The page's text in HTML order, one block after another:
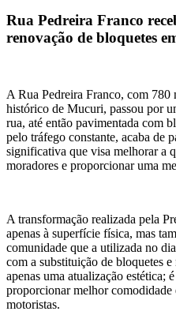
Rua Pedreira Franco
renovação de bloquetes
A Rua Pedreira Franco, com 780
histórico de Mucuri, passou por
rua, até então pavimentada com
pelo tráfego constante, acaba de
significativa que visa melhorar a
moradores e proporcionar uma
A transformação realizada pela
apenas à superfície física, mas
comunidade que a utilizada no
com a substituição de bloquetes
apenas uma atualização estética;
proporcionar melhor comodidade
motoristas.